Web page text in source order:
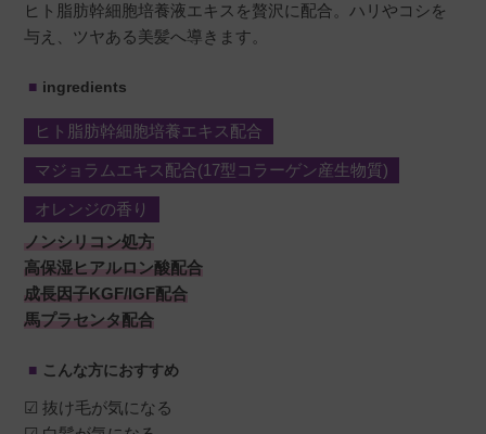
ヒト脂肪幹細胞培養液エキスを贅沢に配合。ハリやコシを
与え、ツヤある美髪へ導きます。
ingredients
ヒト脂肪幹細胞培養エキス配合
マジョラムエキス配合(17型コラーゲン産生物質)
オレンジの香り
ノンシリコン処方
高保湿ヒアルロン酸配合
成長因子KGF/IGF配合
馬プラセンタ配合
こんな方におすすめ
☑ 抜け毛が気になる